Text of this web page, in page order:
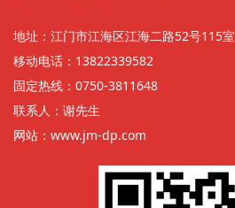
地址：江门市江海区江海二路52号115室
移动电话：13822339582
固定热线：0750-3811648
联系人：谢先生
网站： www.jm-dp.com